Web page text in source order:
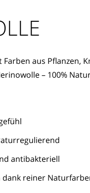
aus Pflanzen,
– 100%
antibakteriell
reiner